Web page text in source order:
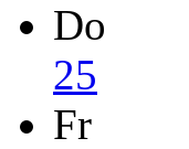
Do
25
Fr